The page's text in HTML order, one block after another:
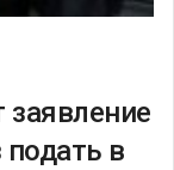
подать в